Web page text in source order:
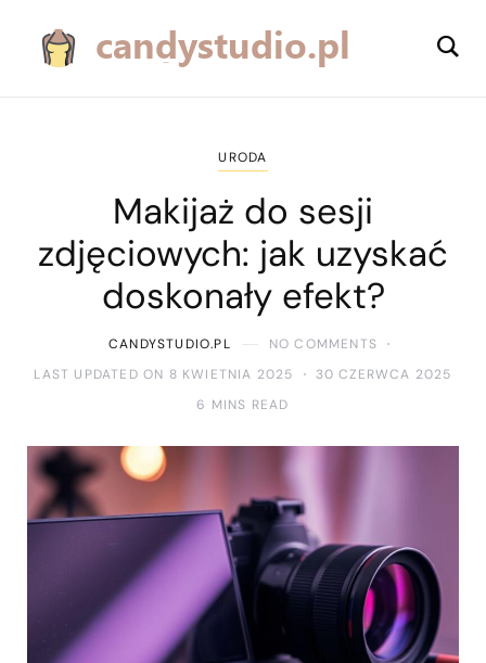
URODA
Makijaż do sesji
zdjęciowych: jak uzyskać
doskonały efekt?
CANDYSTUDIO.PL
NO COMMENTS
LAST UPDATED ON 8 KWIETNIA 2025
30 CZERWCA 2025
6 MINS READ